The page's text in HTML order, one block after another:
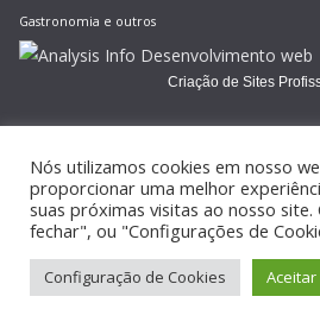
Gastronomia e outros
Criação de Sites
Copyright © 2026JORNAL GAZETA
reservados.
Tema:ColorMagpor ThemeGrill.
Nós utilizamos cookies em nosso
proporcionar uma melhor
suas próximas visitas ao nosso site.
fechar", ou "Configurações de
Configuração de Cookies Aceitar